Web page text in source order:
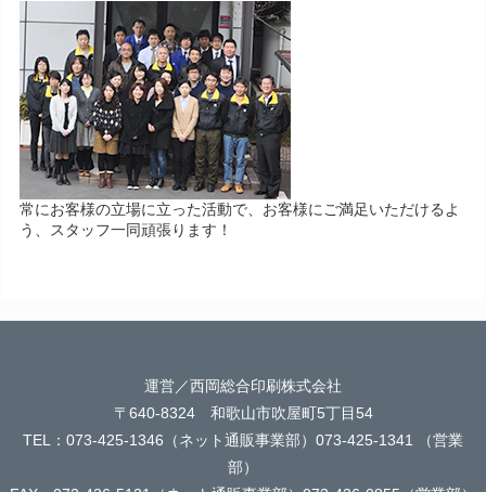
常にお客様の立場に立った活動で、お客様にご満足いただけるよ
う、スタッフ一同頑張ります！
運営／西岡総合印刷株式会社
〒640-8324 和歌山市吹屋町5丁目54
TEL：073-425-1346（ネット通販事業部）073-425-1341 （営業
部）